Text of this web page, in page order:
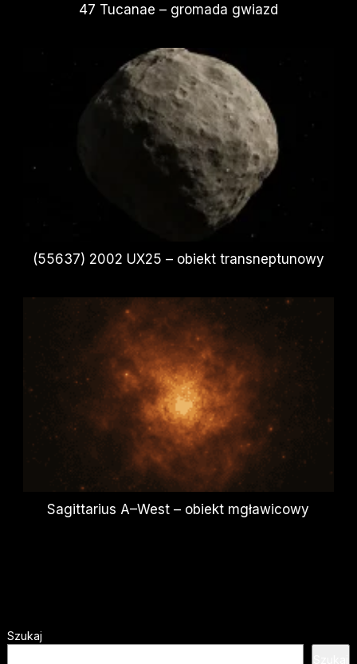
47 Tucanae – gromada gwiazd
(55637) 2002 UX25 – obiekt transneptunowy
Sagittarius A–West – obiekt mgławicowy
Szukaj